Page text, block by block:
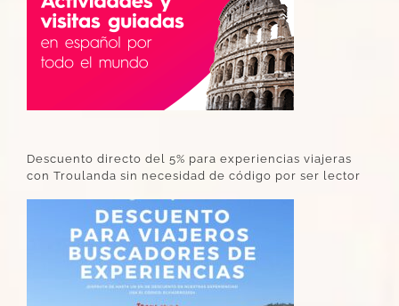
Descuento directo del 5% para experiencias viajeras
con Troulanda sin necesidad de código por ser lector